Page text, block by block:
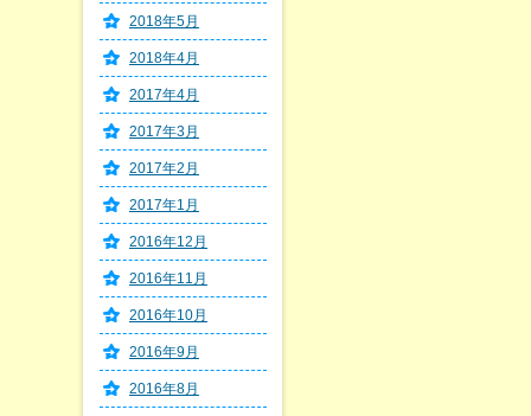
2018年5月
2018年4月
2017年4月
2017年3月
2017年2月
2017年1月
2016年12月
2016年11月
2016年10月
2016年9月
2016年8月